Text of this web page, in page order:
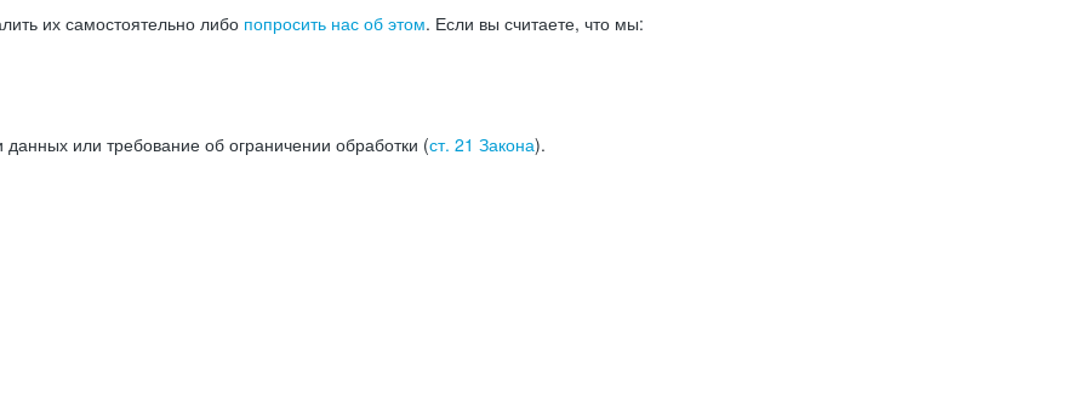
их самостоятельно либо попросить нас об этом. Если вы считаете, что мы:
или требование об ограничении обработки (ст. 21 Закона).